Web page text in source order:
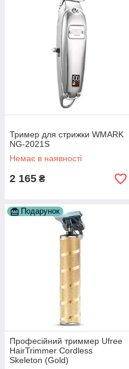
Тример для стрижки WMARK
NG-2021S
Немає в наявності
2 165 ₴
Подарунок
Професійний триммер Ufree
HairTrimmer Cordless
Skeleton (Gold)